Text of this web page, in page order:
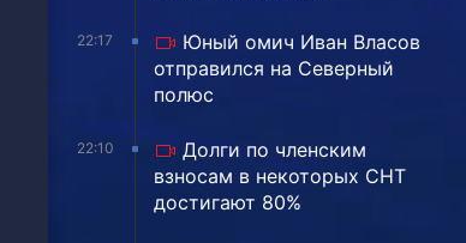
22:17
Юный омич Иван Власов
отправился на Северный
полюс
22:10
Долги по членским
взносам в некоторых СНТ
достигают 80%